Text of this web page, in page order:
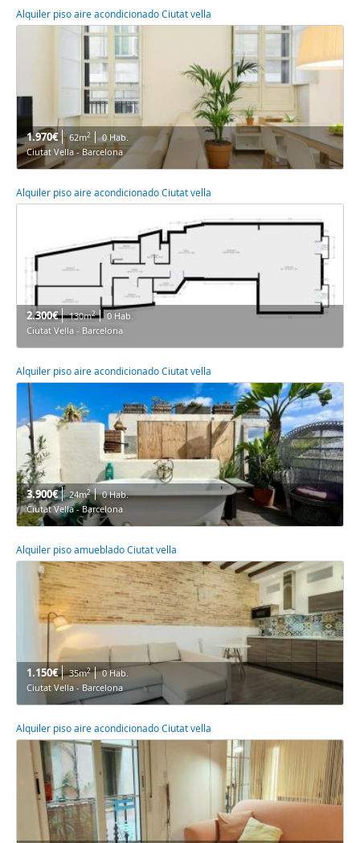
Alquiler piso aire acondicionado Ciutat vella
1.970€ 62m2
0 Hab.
Ciutat Vella - Barcelona
Alquiler piso aire acondicionado Ciutat vella
2.300€ 130m2
0 Hab.
Ciutat Vella - Barcelona
Alquiler piso aire acondicionado Ciutat vella
3.900€ 24m2
0 Hab.
Ciutat Vella - Barcelona
Alquiler piso amueblado Ciutat vella
1.150€ 35m2
0 Hab.
Ciutat Vella - Barcelona
Alquiler piso aire acondicionado Ciutat vella